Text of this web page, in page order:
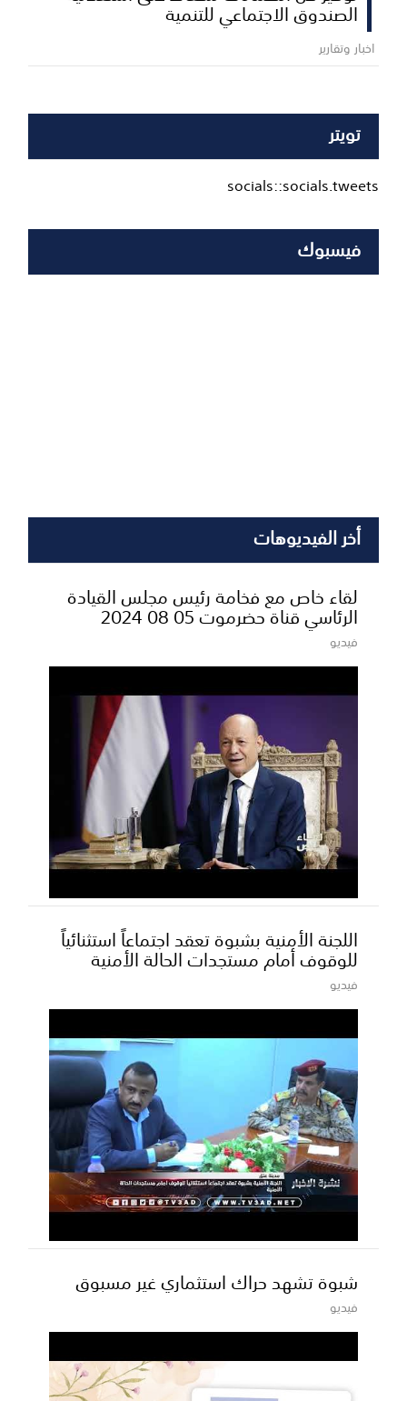
الصندوق الاجتماعي للتنمية
اخبار وتقارير
تويتر
socials::socials.tweets
فيسبوك
أخر الفيديوهات
لقاء خاص مع فخامة رئيس مجلس القيادة
الرئاسي قناة حضرموت 05 08 2024
فيديو
اللجنة الأمنية بشبوة تعقد اجتماعاً استثنائياً
للوقوف أمام مستجدات الحالة الأمنية
فيديو
شبوة تشهد حراك استثماري غير مسبوق
فيديو